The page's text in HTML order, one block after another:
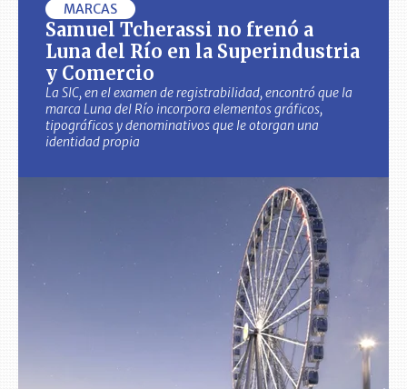
MARCAS
Samuel Tcherassi no frenó a
Luna del Río en la Superindustria
y Comercio
La SIC, en el examen de registrabilidad, encontró que la
marca Luna del Río incorpora elementos gráficos,
tipográficos y denominativos que le otorgan una
identidad propia